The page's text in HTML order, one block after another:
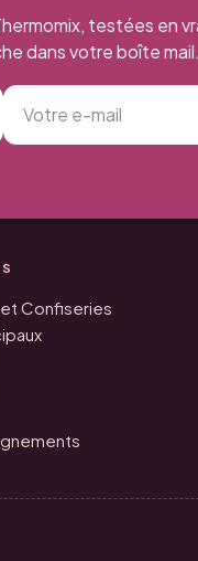
testées en
dans votre boîte mail.
Confiseries